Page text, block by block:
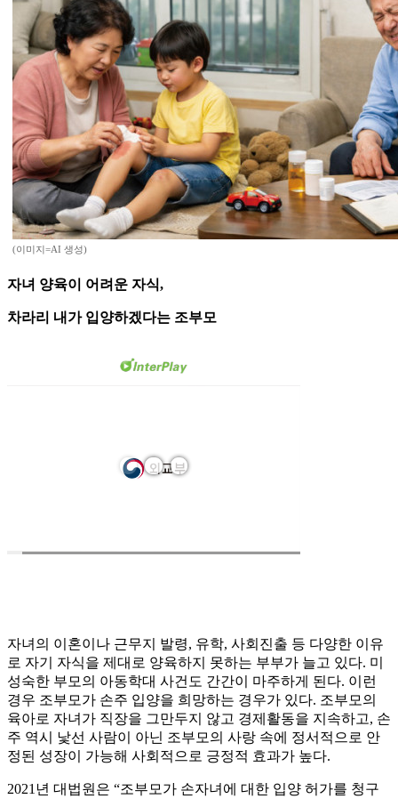
(이미지=AI 생성)
자녀 양육이 어려운 자식,
차라리 내가 입양하겠다는 조부모
자녀의 이혼이나 근무지 발령, 유학, 사회진출 등 다양한 이유
로 자기 자식을 제대로 양육하지 못하는 부부가 늘고 있다. 미
성숙한 부모의 아동학대 사건도 간간이 마주하게 된다. 이런
경우 조부모가 손주 입양을 희망하는 경우가 있다. 조부모의
육아로 자녀가 직장을 그만두지 않고 경제활동을 지속하고, 손
주 역시 낯선 사람이 아닌 조부모의 사랑 속에 정서적으로 안
정된 성장이 가능해 사회적으로 긍정적 효과가 높다.
2021년 대법원은 “조부모가 손자녀에 대한 입양 허가를 청구